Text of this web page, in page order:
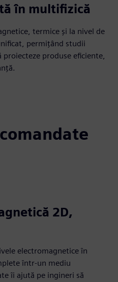
în multifizică
termice și la nivel de
permițând studii
produse eficiente,
2D,
electromagnetice în
într-un mediu
îi ajută pe ingineri să